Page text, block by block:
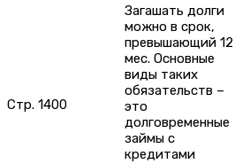
Стр. 1400
Загашать долги
можно в срок,
превышающий 12
мес. Основные
виды таких
обязательств –
это
долговременные
займы с
кредитами